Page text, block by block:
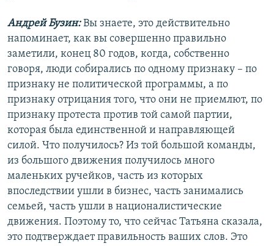
Андрей Бузин:Вы знаете, это действительно
напоминает, как вы совершенно правильно
заметили, конец 80 годов, когда, собственно
говоря, люди собирались по одному признаку – по
признаку не политической программы, а по
признаку отрицания того, что они не приемлют, по
признаку протеста против той самой партии,
которая была единственной и направляющей
силой. Что получилось? Из той большой команды,
из большого движения получилось много
маленьких ручейков, часть из которых
впоследствии ушли в бизнес, часть занимались
семьей, часть ушли в националистические
движения. Поэтому то, что сейчас Татьяна сказала,
это подтверждает правильность ваших слов. Это